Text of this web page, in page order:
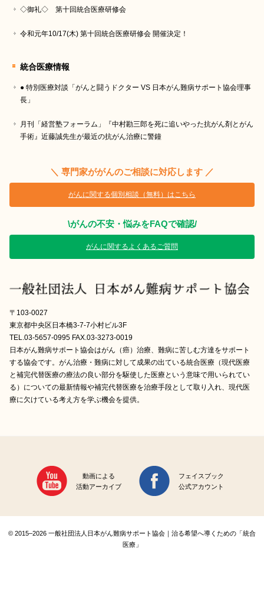
◇御礼◇ 第十回統合医療研修会
令和元年10/17(木) 第十回統合医療研修会 開催決定！
統合医療情報
● 特別医療対談「がんと闘うドクター VS 日本がん難病サポート協会理事
長」
月刊「経営塾フォーラム」『中村勘三郎を死に追いやった抗がん剤とがん
手術』近藤誠先生が最近の抗がん治療に警鐘
＼ 専門家ががんのご相談に対応します ／
がんに関する個別相談（無料）はこちら
\がんの不安・悩みをFAQで確認/
がんに関するよくあるご質問
〒103-0027
東京都中央区日本橋3-7-7小村ビル3F
TEL.03-5657-0995 FAX.03-3273-0019
日本がん難病サポート協会はがん（癌）治療、難病に苦しむ方達をサポート
する協会です。がん治療・難病に対して成果の出ている統合医療（現代医療
と補完代替医療の療法の良い部分を駆使した医療という意味で用いられてい
る）についての最新情報や補完代替医療を治療手段として取り入れ、現代医
療に欠けている考え方を学ぶ機会を提供。
動画による
活動アーカイブ
フェイスブック
公式アカウント
© 2015–2026 一般社団法人日本がん難病サポート協会｜治る希望へ導くための「統合
医療」